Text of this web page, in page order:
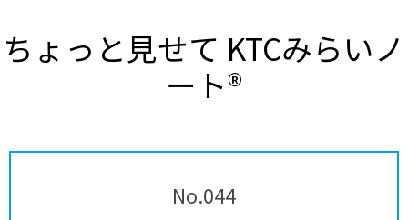
ちょっと見せて KTCみらいノ
ート®
No.044